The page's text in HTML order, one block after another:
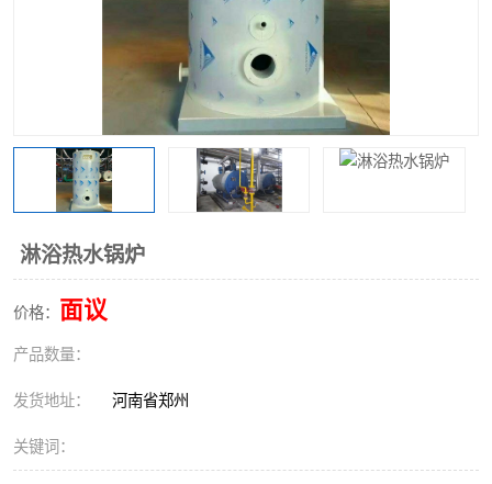
淋浴热水锅炉
价格： 面议
产品数量：
发货地址： 河南省郑州
关键词：